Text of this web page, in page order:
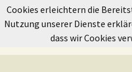
GRUNDKURS
Springe
Cookies erleichtern die
Nutzung unserer Dienste
dass wir Cookies